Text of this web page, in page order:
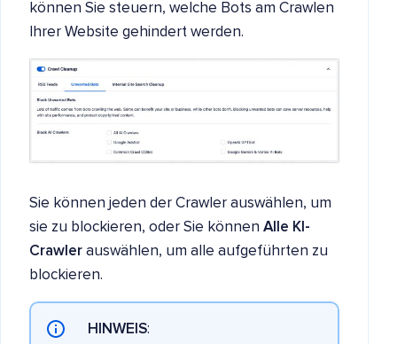
können Sie steuern, welche Bots am Crawlen
Ihrer Website gehindert werden.
Sie können jeden der Crawler auswählen, um
sie zu blockieren, oder Sie können Alle KI-
Crawler auswählen, um alle aufgeführten zu
blockieren.
HINWEIS: